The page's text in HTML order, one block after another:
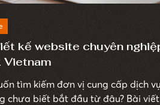
kế website chuyên
Vietnam
tìm kiếm đơn vị cung cấp dịch
chưa biết bắt đầu từ đâu? Bài